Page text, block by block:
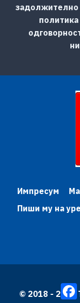
задолжително
политика
Импресум
Пиши му на
© 2018 - 2026